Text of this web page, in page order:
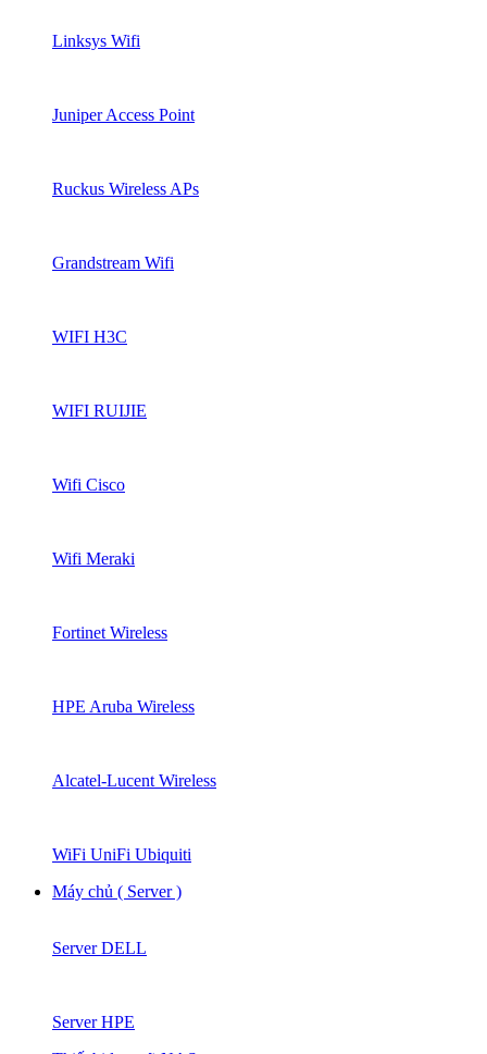
Linksys Wifi
Juniper Access Point
Ruckus Wireless APs
Grandstream Wifi
WIFI H3C
WIFI RUIJIE
Wifi Cisco
Wifi Meraki
Fortinet Wireless
HPE Aruba Wireless
Alcatel-Lucent Wireless
WiFi UniFi Ubiquiti
Máy chủ ( Server )
Server DELL
Server HPE